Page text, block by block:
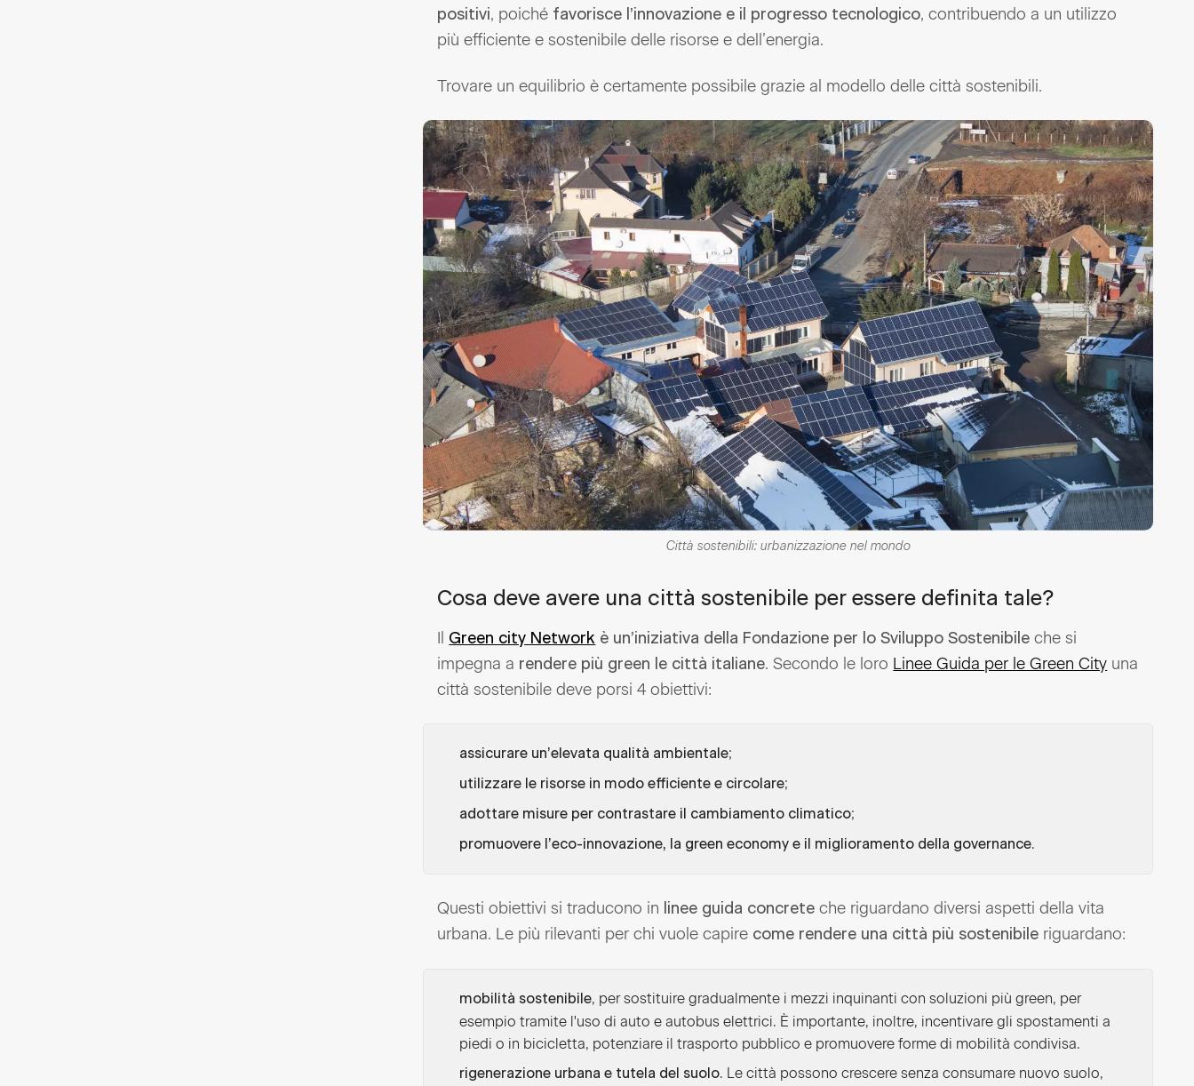
positivi, poiché favorisce l’innovazione e il progresso tecnologico, contribuendo a un utilizzo
più efficiente e sostenibile delle risorse e dell’energia.
Trovare un equilibrio è certamente possibile grazie al modello delle città sostenibili.
Città sostenibili: urbanizzazione nel mondo
Cosa deve avere una città sostenibile per essere definita tale?
Il Green city Network è un’iniziativa della Fondazione per lo Sviluppo Sostenibile che si
impegna a rendere più green le città italiane. Secondo le loro Linee Guida per le Green City una
città sostenibile deve porsi 4 obiettivi:
assicurare un’elevata qualità ambientale;
utilizzare le risorse in modo efficiente e circolare;
adottare misure per contrastare il cambiamento climatico;
promuovere l’eco-innovazione, la green economy e il miglioramento della governance.
Questi obiettivi si traducono in linee guida concrete che riguardano diversi aspetti della vita
urbana. Le più rilevanti per chi vuole capire come rendere una città più sostenibile riguardano:
mobilità sostenibile, per sostituire gradualmente i mezzi inquinanti con soluzioni più green, per
esempio tramite l'uso di auto e autobus elettrici. È importante, inoltre, incentivare gli spostamenti a
piedi o in bicicletta, potenziare il trasporto pubblico e promuovere forme di mobilità condivisa.
rigenerazione urbana e tutela del suolo. Le città possono crescere senza consumare nuovo suolo,